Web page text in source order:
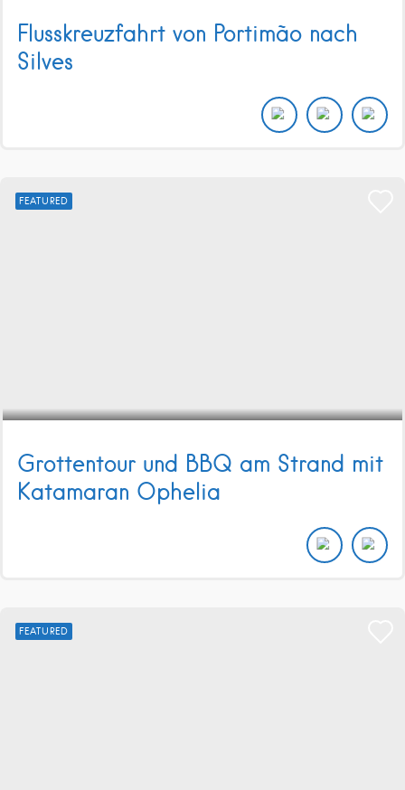
Flusskreuzfahrt von Portimão nach
Silves
FEATURED
Grottentour und BBQ am Strand mit
Katamaran Ophelia
FEATURED